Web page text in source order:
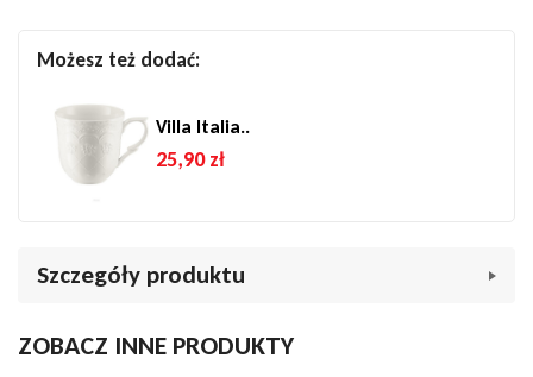
Możesz też dodać:
Villa Italia..
25,90 zł
Szczegóły produktu
MarkaPorcelana Villa Italia
ZOBACZ INNE PRODUKTY